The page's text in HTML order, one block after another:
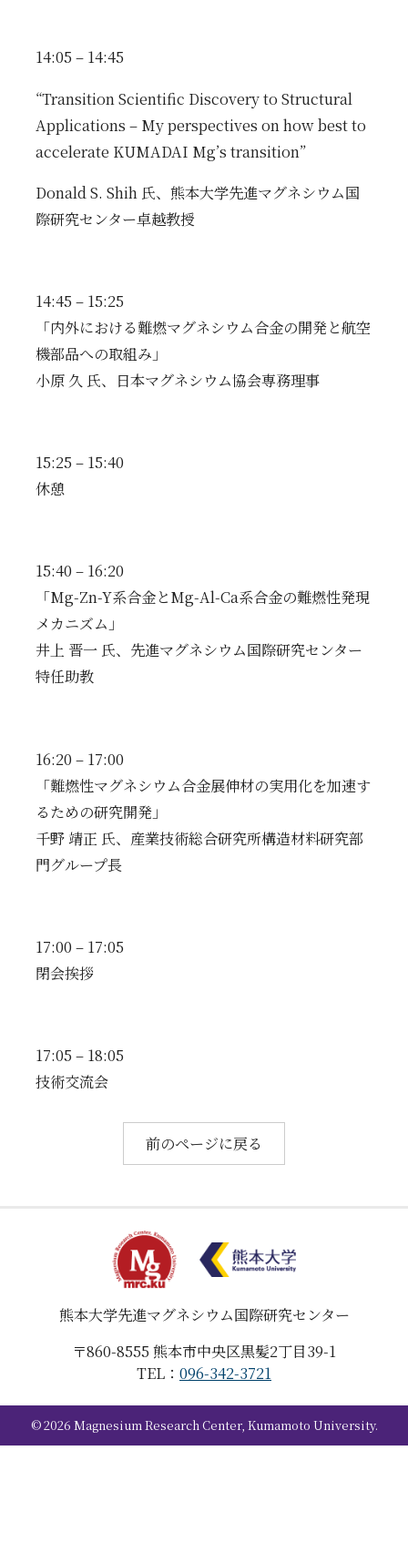
14:05 – 14:45
“Transition Scientific Discovery to Structural
Applications – My perspectives on how best to
accelerate KUMADAI Mg’s transition”
Donald S. Shih 氏、熊本大学先進マグネシウム国
際研究センター卓越教授
14:45 – 15:25
「内外における難燃マグネシウム合金の開発と航空
機部品への取組み」
小原 久 氏、日本マグネシウム協会専務理事
15:25 – 15:40
休憩
15:40 – 16:20
「Mg-Zn-Y系合金とMg-Al-Ca系合金の難燃性発現
メカニズム」
井上 晋一 氏、先進マグネシウム国際研究センター
特任助教
16:20 – 17:00
「難燃性マグネシウム合金展伸材の実用化を加速す
るための研究開発」
千野 靖正 氏、産業技術総合研究所構造材料研究部
門グループ長
17:00 – 17:05
閉会挨拶
17:05 – 18:05
技術交流会
前のページに戻る
熊本大学先進マグネシウム国際研究センター
〒860-8555 熊本市中央区黒髪2丁目39-1
TEL： 096-342-3721
©2026 Magnesium Research Center, Kumamoto University.